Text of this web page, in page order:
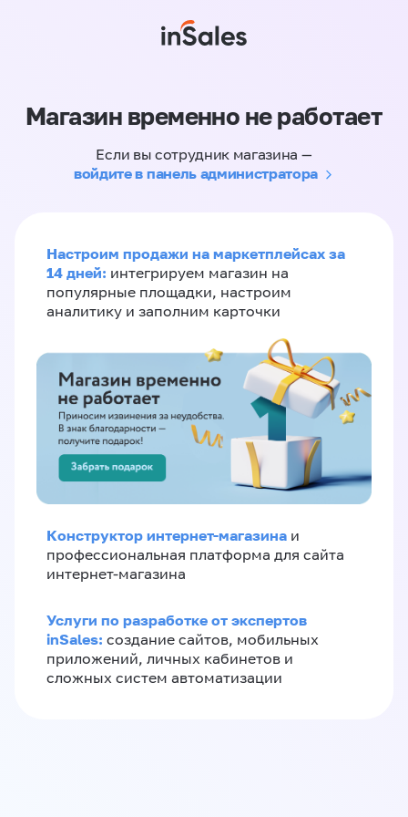
Магазин временно не работает
Если вы сотрудник магазина —
войдите в панель администратора
Настроим продажи на маркетплейсах за
14 дней: интегрируем магазин на
популярные площадки, настроим
аналитику и заполним карточки
Конструктор интернет-магазина и
профессиональная платформа для сайта
интернет-магазина
Услуги по разработке от экспертов
inSales: создание сайтов, мобильных
приложений, личных кабинетов и
сложных систем автоматизации